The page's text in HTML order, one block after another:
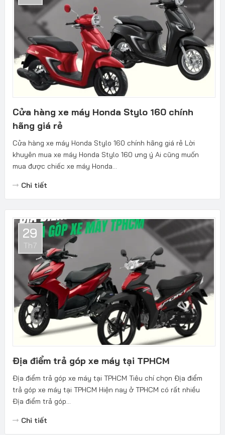
Cửa hàng xe máy Honda Stylo 160 chính
hãng giá rẻ
Cửa hàng xe máy Honda Stylo 160 chính hãng giá rẻ Lời
khuyên mua xe máy Honda Stylo 160 ưng ý Ai cũng muốn
mua được chiếc xe máy Honda...
Chi tiết
29
Th7
Địa điểm trả góp xe máy tại TPHCM
Địa điểm trả góp xe máy tại TPHCM Tiêu chí chọn Địa điểm
trả góp xe máy tại TPHCM Hiện nay ở TPHCM có rất nhiều
Địa điểm trả góp...
Chi tiết